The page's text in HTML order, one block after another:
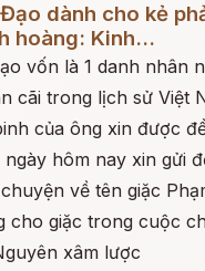
dành cho kẻ
hoàng: Kinh...
vốn là 1 danh nhân
cãi trong lịch sử Việt
của ông xin được
ngày hôm nay xin gửi
về tên giặc
cho giặc trong cuộc
xâm lược